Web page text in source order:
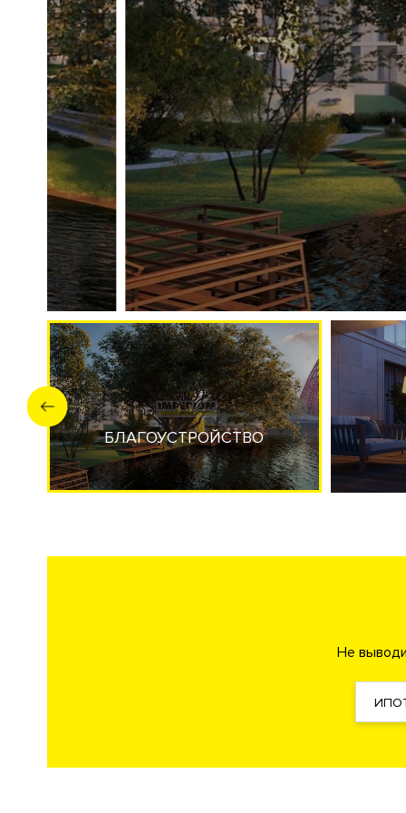
Инженерия
Системы
Кондиционирование
Центральное
Вентиляция
Приточно-вытяжная
Отопление
Индивидуальный
Лифты
ThyssenKrupp (Германия)
Описание
ЖК River Residence (Ривер Резиденс)
Преимущества дома
Уникальный формат для городской недвижимости.
Премиальная локация в "Серебряном бору".
апартаментов, таунхаусов и резиденций со своими
потолки.Панорамные окнав пол. На верхних этажах
панорамными видами. Ресторан-кейтринг с
парк"Серебряный Бор".Рядом набережная Москва-
близость к воде.
Видовые характеристики
расположена в экологически
SPA-центр. Круглосуточная служба консьерж-
БЛАГОУСТРОЙСТВО
Не